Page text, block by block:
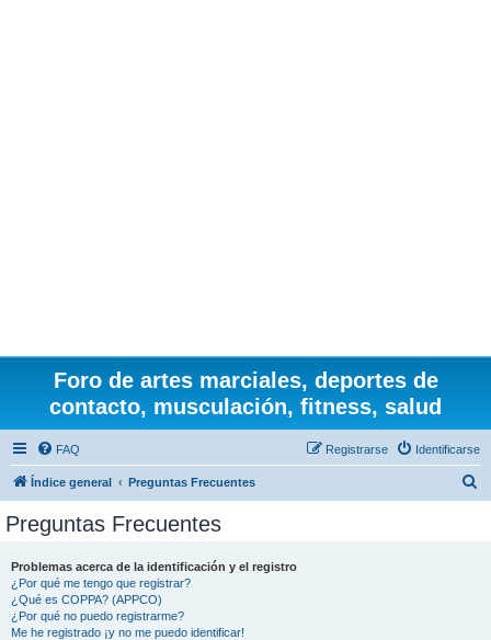
Foro de artes marciales, deportes de
contacto, musculación, fitness, salud
FAQ Identificarse
Registrarse
Índice general Preguntas Frecuentes
Preguntas Frecuentes
Problemas acerca de la identificación y el registro
¿Por qué me tengo que registrar?
¿Qué es COPPA? (APPCO)
¿Por qué no puedo registrarme?
Me he registrado ¡y no me puedo identificar!